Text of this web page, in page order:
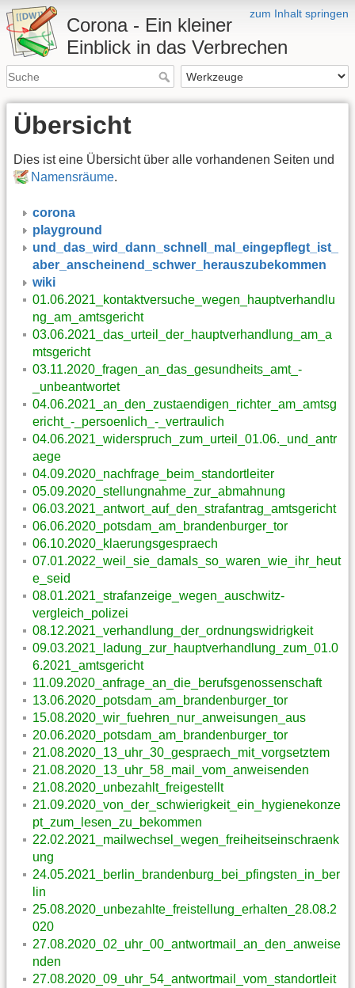
zum Inhalt springen
Corona - Ein kleiner
Einblick in das Verbrechen
Übersicht
Dies ist eine Übersicht über alle vorhandenen Seiten und
Namensräume.
corona
playground
und_das_wird_dann_schnell_mal_eingepflegt_ist_
aber_anscheinend_schwer_herauszubekommen
wiki
01.06.2021_kontaktversuche_wegen_hauptverhandlu
ng_am_amtsgericht
03.06.2021_das_urteil_der_hauptverhandlung_am_a
mtsgericht
03.11.2020_fragen_an_das_gesundheits_amt_-
_unbeantwortet
04.06.2021_an_den_zustaendigen_richter_am_amtsg
ericht_-_persoenlich_-_vertraulich
04.06.2021_widerspruch_zum_urteil_01.06._und_antr
aege
04.09.2020_nachfrage_beim_standortleiter
05.09.2020_stellungnahme_zur_abmahnung
06.03.2021_antwort_auf_den_strafantrag_amtsgericht
06.06.2020_potsdam_am_brandenburger_tor
06.10.2020_klaerungsgespraech
07.01.2022_weil_sie_damals_so_waren_wie_ihr_heut
e_seid
08.01.2021_strafanzeige_wegen_auschwitz-
vergleich_polizei
08.12.2021_verhandlung_der_ordnungswidrigkeit
09.03.2021_ladung_zur_hauptverhandlung_zum_01.0
6.2021_amtsgericht
11.09.2020_anfrage_an_die_berufsgenossenschaft
13.06.2020_potsdam_am_brandenburger_tor
15.08.2020_wir_fuehren_nur_anweisungen_aus
20.06.2020_potsdam_am_brandenburger_tor
21.08.2020_13_uhr_30_gespraech_mit_vorgsetztem
21.08.2020_13_uhr_58_mail_vom_anweisenden
21.08.2020_unbezahlt_freigestellt
21.09.2020_von_der_schwierigkeit_ein_hygienekonze
pt_zum_lesen_zu_bekommen
22.02.2021_mailwechsel_wegen_freiheitseinschraenk
ung
24.05.2021_berlin_brandenburg_bei_pfingsten_in_ber
lin
25.08.2020_unbezahlte_freistellung_erhalten_28.08.2
020
27.08.2020_02_uhr_00_antwortmail_an_den_anweise
nden
27.08.2020_09_uhr_54_antwortmail_vom_standortleit